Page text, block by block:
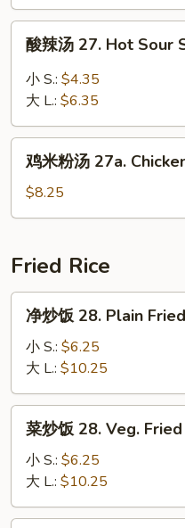
House
Special
Soup
酸
27.
Sour
Soup
酸辣汤 27. Hot Sour
小 S.: $4.35
大 L.: $6.35
鸡
汤
Chicken
Mei
Fun
Soup
鸡米粉汤 27a.
$8.25
Fried Rice
净
28.
Plain
Fried
Rice
净炒饭 28. Plain
小 S.: $6.25
大 L.: $10.25
菜
28.
Veg.
Fried
菜炒饭 28. Veg.
小 S.: $6.25
大 L.: $10.25